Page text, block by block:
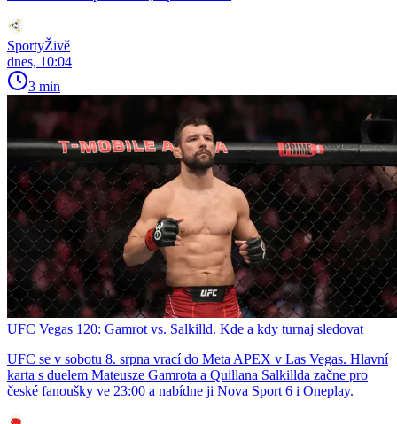
SportyŽivě
dnes, 10:04
3 min
UFC Vegas 120: Gamrot vs. Salkilld. Kde a kdy turnaj sledovat
UFC se v sobotu 8. srpna vrací do Meta APEX v Las Vegas. Hlavní
karta s duelem Mateusze Gamrota a Quillana Salkillda začne pro
české fanoušky ve 23:00 a nabídne ji Nova Sport 6 i Oneplay.